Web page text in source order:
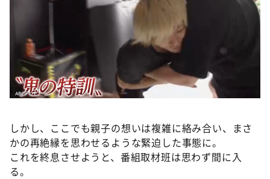
しかし、ここでも親子の想いは複雑に絡み合い、まさ
かの再絶縁を思わせるような緊迫した事態に。
これを終息させようと、番組取材班は思わず間に入
る。